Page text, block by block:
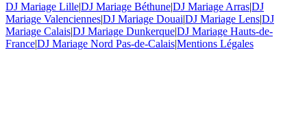
DJ Mariage Lille|DJ Mariage Béthune|DJ Mariage Arras|DJ
Mariage Valenciennes|DJ Mariage Douai|DJ Mariage Lens|DJ
Mariage Calais|DJ Mariage Dunkerque|DJ Mariage Hauts-de-
France|DJ Mariage Nord Pas-de-Calais|Mentions Légales